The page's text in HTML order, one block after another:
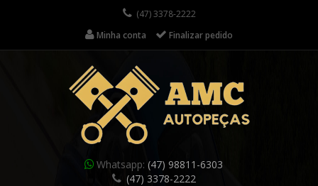
(47) 3378-2222
Minha conta
Finalizar pedido
Whatsapp: (47) 98811-6303
(47) 3378-2222